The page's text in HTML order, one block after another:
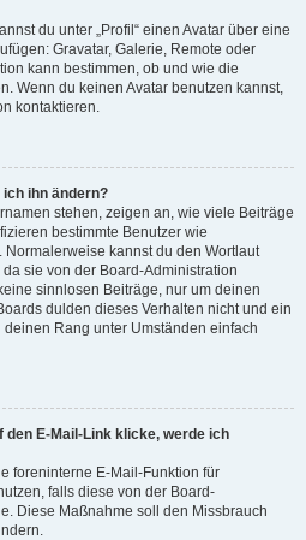
du unter „Profil“ einen Avatar über eine
Gravatar, Galerie, Remote oder
kann bestimmen, ob und wie die
Wenn du keinen Avatar benutzen kannst,
kontaktieren.
ihn ändern?
stehen, zeigen an, wie viele Beiträge
bestimmte Benutzer wie
kannst du den Wortlaut
sie von der Board-Administration
sinnlosen Beiträge, nur um deinen
dulden dieses Verhalten nicht und ein
Rang unter Umständen einfach
den E-Mail-Link klicke, werde ich
foreninterne E-Mail-Funktion für
falls diese von der Board-
Diese Maßnahme soll den Missbrauch